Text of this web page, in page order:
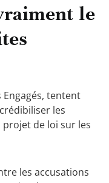
le
tentent
les
de loi sur les
les accusations